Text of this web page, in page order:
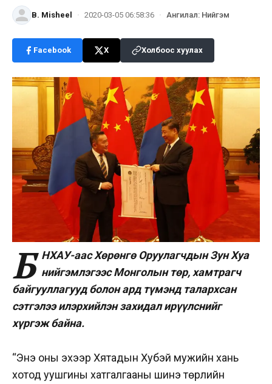
B. Misheel · 2020-03-05 06:58:36 · Ангилал: Нийгэм
Facebook X Холбоос хуулах
Б НХАУ-аас Хөрөнгө Оруулагчдын Зун Хуа
нийгэмлэгээс Монголын төр, хамтрагч
байгууллагууд болон ард түмэнд талархсан
сэтгэлээ илэрхийлэн захидал ирүүлснийг
хүргэж байна.
“Энэ оны эхээр Хятадын Хубэй мужийн Үхань
хотод уушгины хатгалгааны шинэ төрлийн